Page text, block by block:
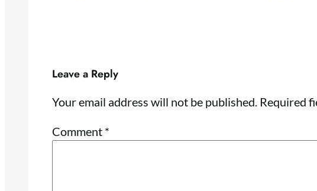
Leave a Reply
Your email address will not be published. Required
Comment *